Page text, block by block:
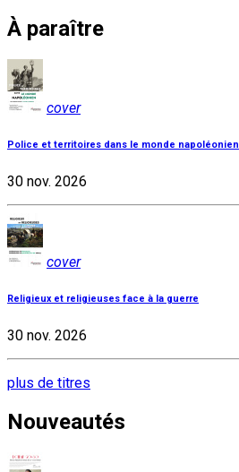
À paraître
cover
Police et territoires dans le monde napoléonien
30 nov. 2026
cover
Religieux et religieuses face à la guerre
30 nov. 2026
plus de titres
Nouveautés